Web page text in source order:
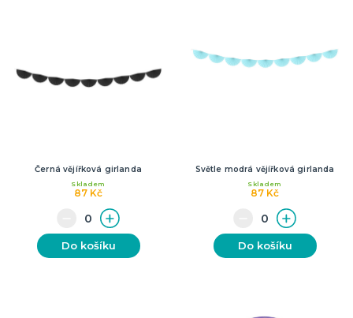
Černá vějířková girlanda
87 Kč
Skladem
Do košíku
Světle modrá vějířková girlanda
87 Kč
Skladem
Do košíku